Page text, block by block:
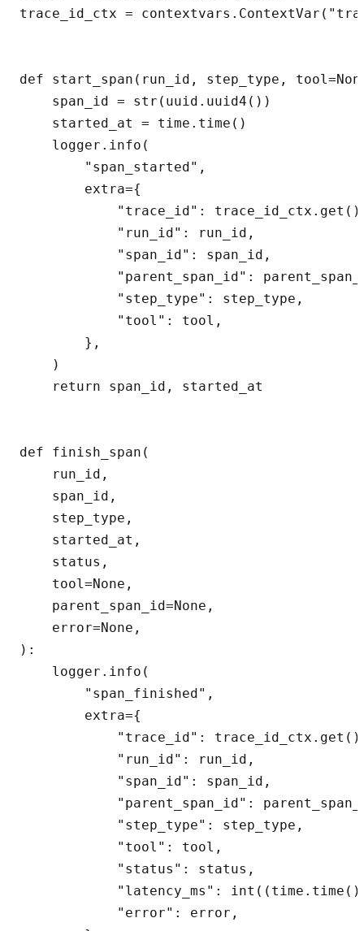
trace_id_ctx =
def start_span(run_id, step_type,
    span_id = str(uuid.uuid4())
    started_at = time.time()
    logger.info(
        "span_started",
        extra={
"trace_id":
            "run_id": run_id,
            "span_id": span_id,
"parent_span_id":
            "step_type": step_type,
            "tool": tool,
        },
    )
    return span_id, started_at
def finish_span(
    run_id,
    span_id,
    step_type,
    started_at,
    status,
    tool=None,
    parent_span_id=None,
    error=None,
):
    logger.info(
        "span_finished",
        extra={
"trace_id":
            "run_id": run_id,
            "span_id": span_id,
"parent_span_id":
            "step_type": step_type,
            "tool": tool,
            "status": status,
"latency_ms":
            "error": error,